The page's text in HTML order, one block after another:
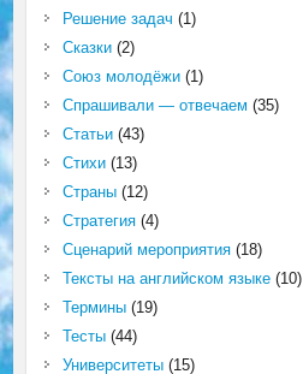
Решение задач (1)
Сказки(2)
Союз молодёжи(1)
Спрашивали — отвечаем (35)
Статьи(43)
Стихи(13)
Страны(12)
Стратегия(4)
Сценарий мероприятия(18)
Тексты на английском языке(10)
Термины(19)
Тесты(44)
Университеты(15)